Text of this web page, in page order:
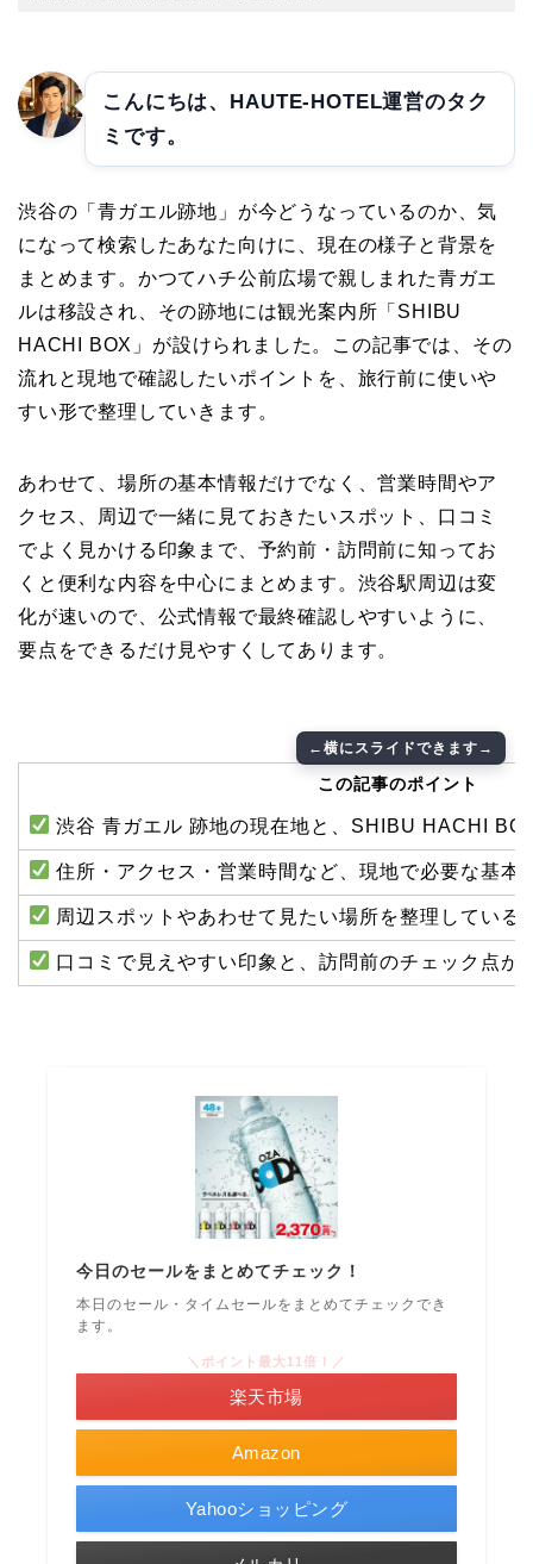
こんにちは、HAUTE-HOTEL運営のタク
ミです。
渋谷の「青ガエル跡地」が今どうなっているのか、気
になって検索したあなた向けに、現在の様子と背景を
まとめます。かつてハチ公前広場で親しまれた青ガエ
ルは移設され、その跡地には観光案内所「SHIBU
HACHI BOX」が設けられました。この記事では、その
流れと現地で確認したいポイントを、旅行前に使いや
すい形で整理していきます。
あわせて、場所の基本情報だけでなく、営業時間やア
クセス、周辺で一緒に見ておきたいスポット、口コミ
でよく見かける印象まで、予約前・訪問前に知ってお
くと便利な内容を中心にまとめます。渋谷駅周辺は変
化が速いので、公式情報で最終確認しやすいように、
要点をできるだけ見やすくしてあります。
この記事のポイント
渋谷 青ガエル 跡地の現在地と、SHIBU HACHI
住所・アクセス・営業時間など、現地で必要な基本
周辺スポットやあわせて見たい場所を整理している
口コミで見えやすい印象と、訪問前のチェック点が
今日のセールをまとめてチェック！
本日のセール・タイムセールをまとめてチェックでき
ます。
Amazon
＼ポイント最大11倍！／
楽天市場
Yahooショッピング